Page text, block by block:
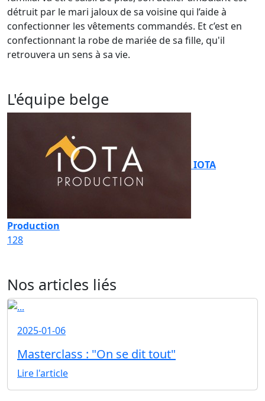
détruit par le mari jaloux de sa voisine qui l’aide à
confectionner les vêtements commandés. Et c’est en
confectionnant la robe de mariée de sa fille, qu'il
retrouvera un sens à sa vie.
L'équipe belge
IOTA
Production
128
Nos articles liés
2025-01-06
Masterclass : "On se dit tout"
Lire l'article